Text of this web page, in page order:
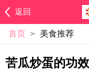
返回
首页 > 美食推荐
苦瓜炒蛋的功